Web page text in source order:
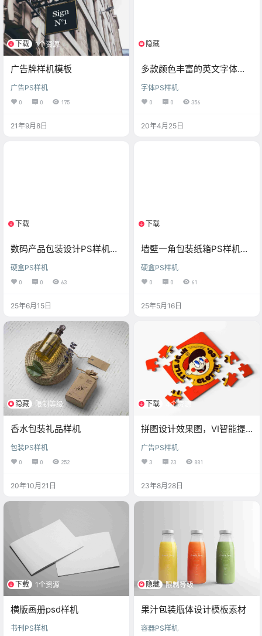
下载 1个资源
广告牌样机模板
广告PS样机
0 0 175
21年9月8日
隐藏
多款颜色丰富的英文字体样
字体PS样机
0 0 356
20年4月25日
下载
数码产品包装设计PS样机贴
硬盒PS样机
0 0 63
25年6月15日
下载
墙壁一角包装纸箱PS样机贴
硬盒PS样机
0 0 61
25年5月16日
隐藏 限制等级
香水包装礼品样机
包装PS样机
0 0 252
20年10月21日
下载 4个资源
拼图设计效果图，VI智能提
案LOGO样机素材
广告PS样机
3 23 881
23年8月28日
下载 1个资源
横版画册psd样机
书刊PS样机
隐藏 限制等级
果汁包装瓶体设计模板素材
容器PS样机